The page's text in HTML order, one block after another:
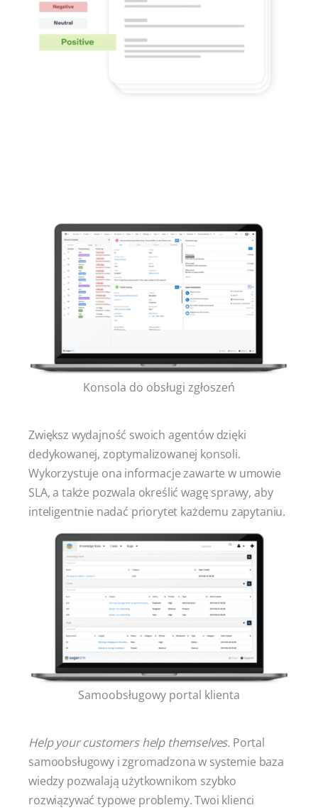
Konsola do obsługi zgłoszeń
Zwiększ wydajność swoich agentów dzięki
dedykowanej, zoptymalizowanej konsoli.
Wykorzystuje ona informacje zawarte w umowie
SLA, a także pozwala określić wagę sprawy, aby
inteligentnie nadać priorytet każdemu zapytaniu.
Samoobsługowy portal klienta
Help your customers help themselves. Portal
samoobsługowy i zgromadzona w systemie baza
wiedzy pozwalają użytkownikom szybko
rozwiązywać typowe problemy. Twoi klienci